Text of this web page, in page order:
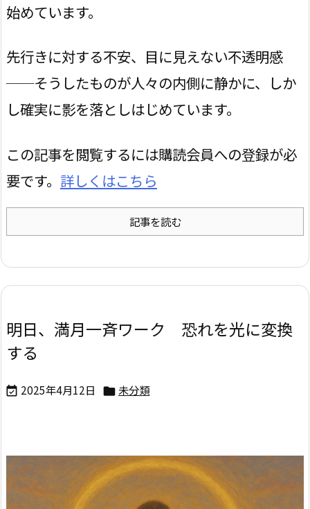
始めています。
先行きに対する不安、目に見えない不透明感
──そうしたものが人々の内側に静かに、しか
し確実に影を落としはじめています。
この記事を閲覧するには購読会員への登録が必
要です。 詳しくはこちら
記事を読む
明日、満月一斉ワーク 恐れを光に変換
する
 2025年4月12日  未分類